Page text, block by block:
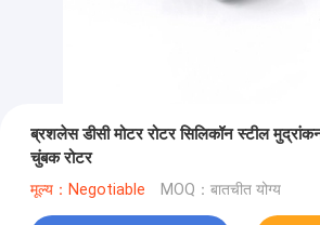
ब्रशलेस डीसी मोटर रोटर सिलिकॉन स्टील
चुंबक रोटर
मूल्य：Negotiable MOQ：बातचीत योग्य